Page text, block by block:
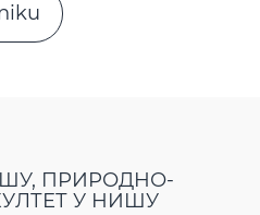
ПРИРОДНО-
У НИШУ